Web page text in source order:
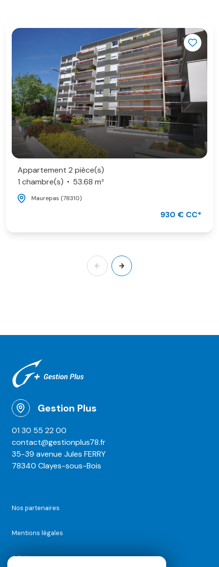
Appartement 2 pièce(s)
1 chambre(s)
53.68 m²
Maurepas (78310)
930 € CC*
Gestion Plus
01 30 55 22 00
contact@gestionplus78.fr
35-39 avenue Jules FERRY
78340 Clayes-sous-Bois
Nos partenaires
Mentions légales
Admin